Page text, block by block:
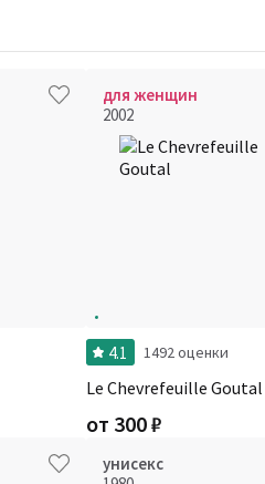
для женщин
2002
4.1 1492 оценки
Le Chevrefeuille Goutal
от 300₽
унисекс